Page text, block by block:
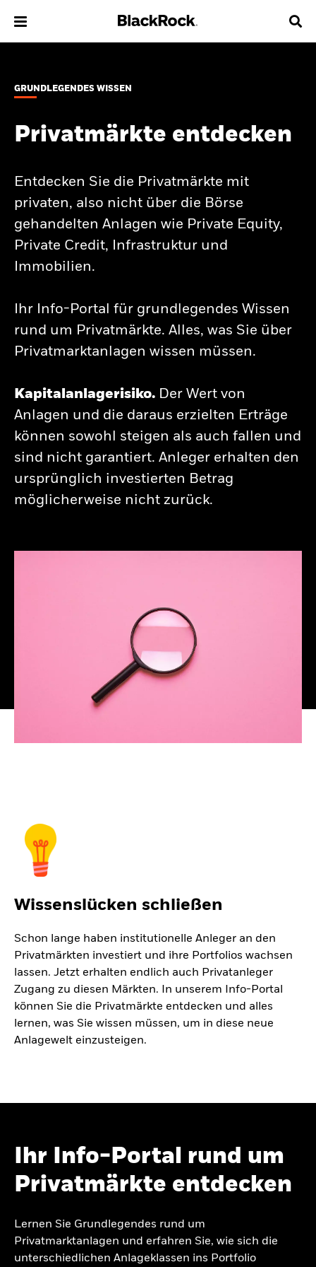
Themen & Märkte
Wissen
Privatanleger
Change location
BlackRock
iShares
Unser Unternehmen
GRUNDLEGENDES WISSEN
Privatmärkte entdecken
Entdecken Sie die Privatmärkte mit
privaten, also nicht über die Börse
gehandelten Anlagen wie Private Equity,
Private Credit, Infrastruktur und
Immobilien.
Ihr Info-Portal für grundlegendes Wissen
rund um Privatmärkte. Alles, was Sie über
Privatmarktanlagen wissen müssen.
Kapitalanlagerisiko. Der Wert von
Anlagen und die daraus erzielten Erträge
können sowohl steigen als auch fallen und
sind nicht garantiert. Anleger erhalten den
ursprünglich investierten Betrag
möglicherweise nicht zurück.
Wissenslücken schließen
Schon lange haben institutionelle Anleger an den
Privatmärkten investiert und ihre Portfolios wachsen
lassen. Jetzt erhalten endlich auch Privatanleger
Zugang zu diesen Märkten. In unserem Info-Portal
können Sie die Privatmärkte entdecken und alles
lernen, was Sie wissen müssen, um in diese neue
Anlagewelt einzusteigen.
Ihr Info-Portal rund um
Privatmärkte entdecken
Lernen Sie Grundlegendes rund um
Privatmarktanlagen und erfahren Sie, wie sich die
unterschiedlichen Anlageklassen ins Portfolio